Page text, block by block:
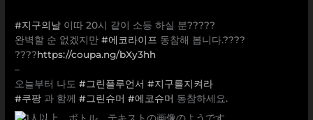
#지구의날 이따 20시 같이 소등 하실 분?????
완벽할 순 없겠지만#에코라이프 동참해 봅니다.????
????https://coupa.ng/bXy3hh
–
오늘부터 나도#그린플루언서 #지구를지켜라
#쿠팡 과 함께#그린슈머 #에코슈머 동참하세요.